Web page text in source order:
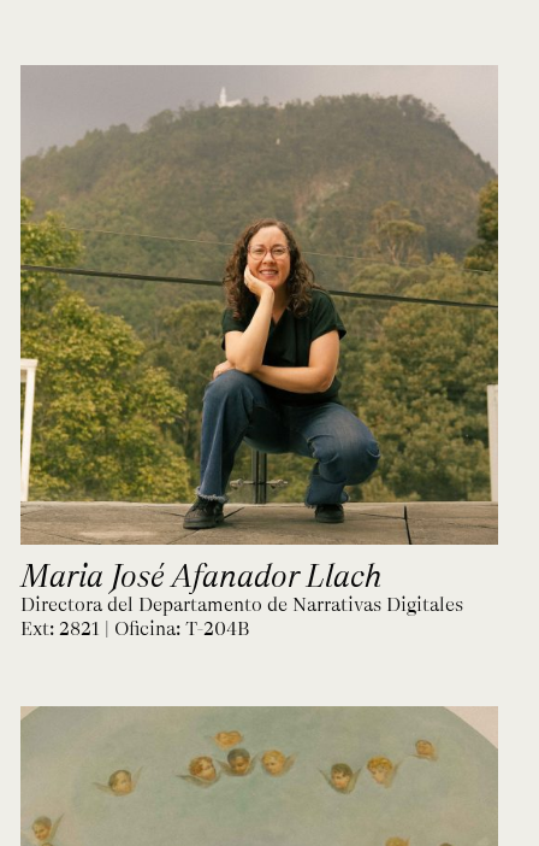
Maria José Afanador Llach
Directora del Departamento de Narrativas Digitales
Ext: 2821 | Oficina: T-204B